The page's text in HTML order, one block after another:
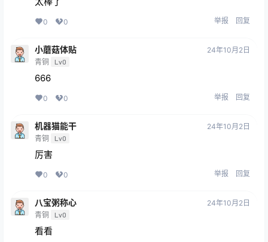
0 0 举报 回复
小蘑菇体贴
青铜 Lv0
24年10月2日
666
0 0 举报 回复
机器猫能干
青铜 Lv0
24年10月2日
厉害
0 0 举报 回复
八宝粥称心
青铜 Lv0
24年10月2日
看看